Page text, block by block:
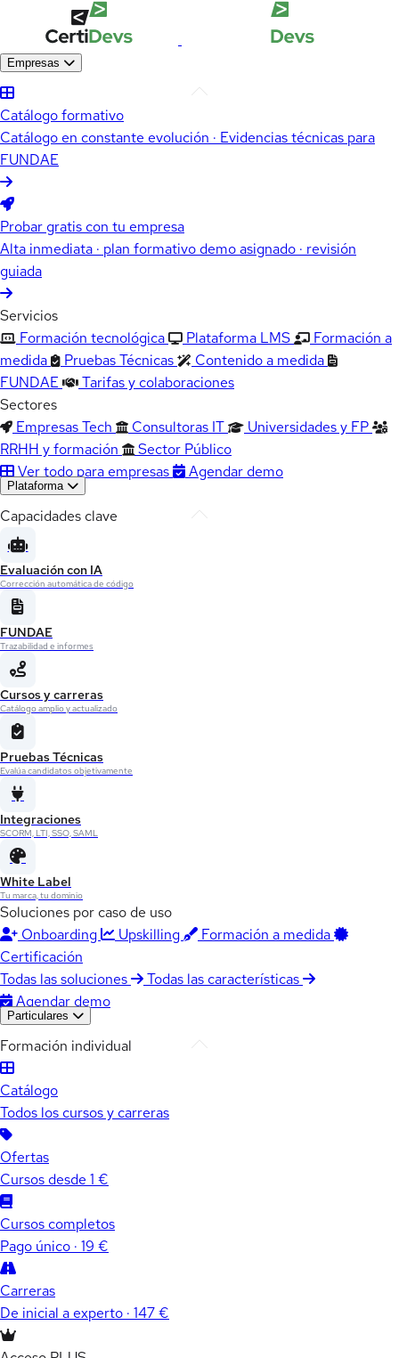
Empresas
Catálogo formativo
Catálogo en constante evolución · Evidencias técnicas para
FUNDAE
Probar gratis con tu empresa
Alta inmediata · plan formativo demo asignado · revisión
guiada
Servicios
Formación tecnológica
Plataforma LMS
Formación a
medida
Pruebas Técnicas
Contenido a medida
FUNDAE
Tarifas y colaboraciones
Sectores
Empresas Tech
Consultoras IT
Universidades y FP
RRHH y formación
Sector Público
Ver todo para empresas
Agendar demo
Plataforma
Capacidades clave
Evaluación con IA
Corrección automática de código
FUNDAE
Trazabilidad e informes
Cursos y carreras
Catálogo amplio y actualizado
Pruebas Técnicas
Evalúa candidatos objetivamente
Integraciones
SCORM, LTI, SSO, SAML
White Label
Tu marca, tu dominio
Soluciones por caso de uso
Onboarding
Upskilling
Formación a medida
Certificación
Todas las soluciones
Todas las características
Agendar demo
Particulares
Formación individual
Catálogo
Todos los cursos y carreras
Ofertas
Cursos desde 1 €
Cursos completos
Pago único · 19 €
Carreras
De inicial a experto · 147 €